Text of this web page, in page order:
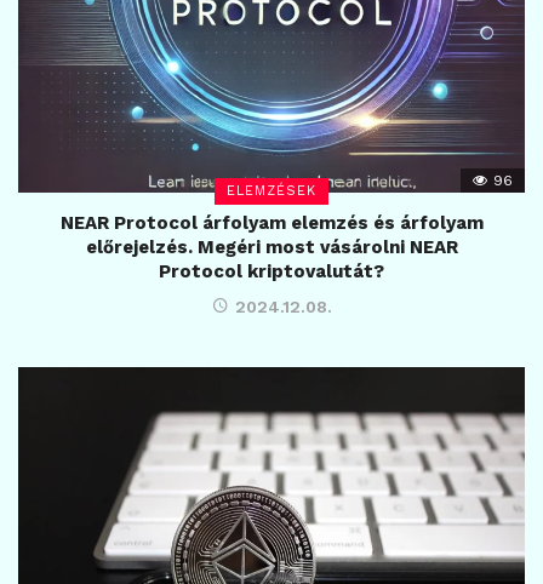
ELEMZÉSEK
96
NEAR Protocol árfolyam elemzés és árfolyam
előrejelzés. Megéri most vásárolni NEAR
Protocol kriptovalutát?
2024.12.08.